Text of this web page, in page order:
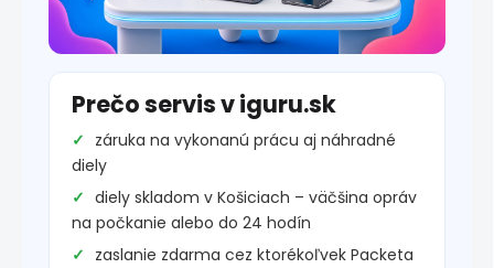
Prečo servis v iguru.sk
záruka na vykonanú prácu aj náhradné
diely
diely skladom v Košiciach – väčšina opráv
na počkanie alebo do 24 hodín
zaslanie zdarma cez ktorékoľvek Packeta